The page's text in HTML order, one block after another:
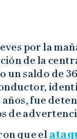
por la
de la
un saldo de
fue
de
que el